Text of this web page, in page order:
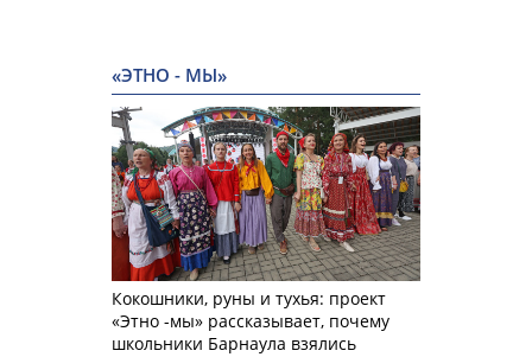
«ЭТНО - МЫ»
Кокошники, руны и тухья: проект
«Этно -мы» рассказывает, почему
школьники Барнаула взялись